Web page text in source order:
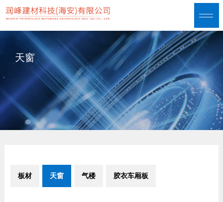
天窗
板材 天窗 气楼 胶衣车厢板